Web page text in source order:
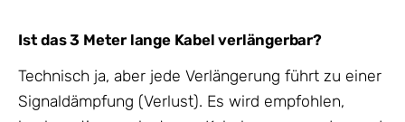
Ist das 3 Meter lange Kabel verlängerbar?
Technisch ja, aber jede Verlängerung führt zu einer
Signaldämpfung (Verlust). Es wird empfohlen,